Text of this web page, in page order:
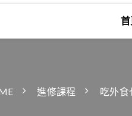
進修課程 吃外食